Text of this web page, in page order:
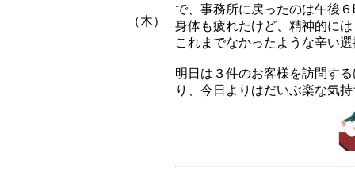
（木）
で、事務所に戻ったのは午後
身体も疲れたけど、精神的に
これまでなかったような辛い
明日は３件のお客様を訪問す
り、今日よりはだいぶ楽な気